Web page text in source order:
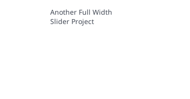
Another Full Width
Slider Project